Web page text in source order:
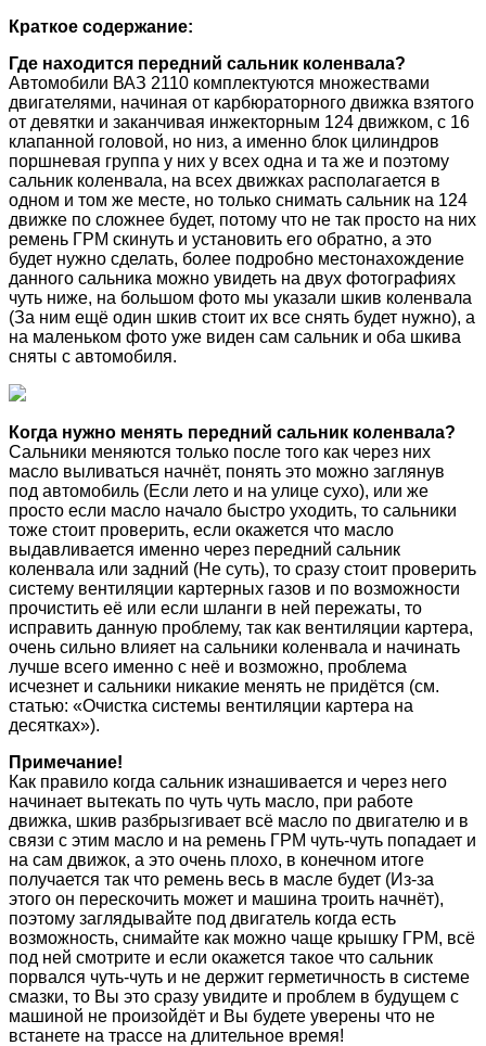
Краткое содержание:
Где находится передний сальник коленвала?
Автомобили ВАЗ 2110 комплектуются множествами
двигателями, начиная от карбюраторного движка взятого
от девятки и заканчивая инжекторным 124 движком, с 16
клапанной головой, но низ, а именно блок цилиндров
поршневая группа у них у всех одна и та же и поэтому
сальник коленвала, на всех движках располагается в
одном и том же месте, но только снимать сальник на 124
движке по сложнее будет, потому что не так просто на них
ремень ГРМ скинуть и установить его обратно, а это
будет нужно сделать, более подробно местонахождение
данного сальника можно увидеть на двух фотографиях
чуть ниже, на большом фото мы указали шкив коленвала
(За ним ещё один шкив стоит их все снять будет нужно), а
на маленьком фото уже виден сам сальник и оба шкива
сняты с автомобиля.
Когда нужно менять передний сальник коленвала?
Сальники меняются только после того как через них
масло выливаться начнёт, понять это можно заглянув
под автомобиль (Если лето и на улице сухо), или же
просто если масло начало быстро уходить, то сальники
тоже стоит проверить, если окажется что масло
выдавливается именно через передний сальник
коленвала или задний (Не суть), то сразу стоит проверить
систему вентиляции картерных газов и по возможности
прочистить её или если шланги в ней пережаты, то
исправить данную проблему, так как вентиляции картера,
очень сильно влияет на сальники коленвала и начинать
лучше всего именно с неё и возможно, проблема
исчезнет и сальники никакие менять не придётся (см.
статью: «Очистка системы вентиляции картера на
десятках»).
Примечание!
Как правило когда сальник изнашивается и через него
начинает вытекать по чуть чуть масло, при работе
движка, шкив разбрызгивает всё масло по двигателю и в
связи с этим масло и на ремень ГРМ чуть-чуть попадает и
на сам движок, а это очень плохо, в конечном итоге
получается так что ремень весь в масле будет (Из-за
этого он перескочить может и машина троить начнёт),
поэтому заглядывайте под двигатель когда есть
возможность, снимайте как можно чаще крышку ГРМ, всё
под ней смотрите и если окажется такое что сальник
порвался чуть-чуть и не держит герметичность в системе
смазки, то Вы это сразу увидите и проблем в будущем с
машиной не произойдёт и Вы будете уверены что не
встанете на трассе на длительное время!